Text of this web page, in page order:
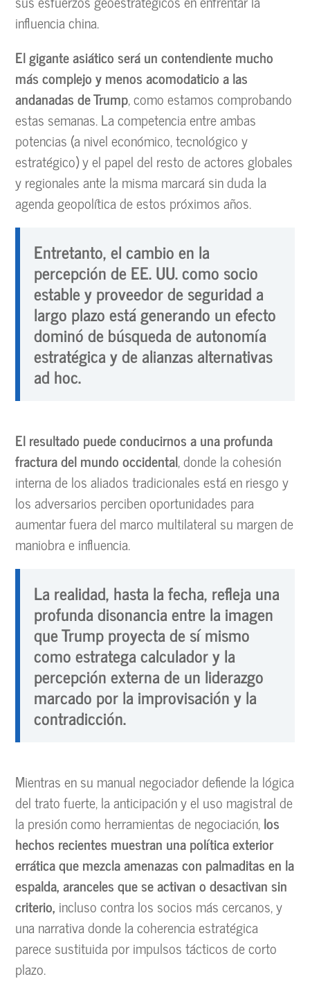
influencia china.
El gigante asiático será un contendiente mucho
más complejo y menos acomodaticio a las
andanadas de Trump, como estamos comprobando
estas semanas. La competencia entre ambas
potencias (a nivel económico, tecnológico y
estratégico) y el papel del resto de actores globales
y regionales ante la misma marcará sin duda la
agenda geopolítica de estos próximos años.
Entretanto, el cambio en la
percepción de EE. UU. como socio
estable y proveedor de seguridad a
largo plazo está generando un efecto
dominó de búsqueda de autonomía
estratégica y de alianzas alternativas
ad hoc.
El resultado puede conducirnos a una profunda
fractura del mundo occidental, donde la cohesión
interna de los aliados tradicionales está en riesgo y
los adversarios perciben oportunidades para
aumentar fuera del marco multilateral su margen de
maniobra e influencia.
La realidad, hasta la fecha, refleja una
profunda disonancia entre la imagen
que Trump proyecta de sí mismo
como estratega calculador y la
percepción externa de un liderazgo
marcado por la improvisación y la
contradicción.
Mientras en su manual negociador defiende la lógica
del trato fuerte, la anticipación y el uso magistral de
la presión como herramientas de negociación,los
hechos recientes muestran una política exterior
errática que mezcla amenazas con palmaditas en la
espalda, aranceles que se activan o desactivan sin
criterio, incluso contra los socios más cercanos, y
una narrativa donde la coherencia estratégica
parece sustituida por impulsos tácticos de corto
plazo.